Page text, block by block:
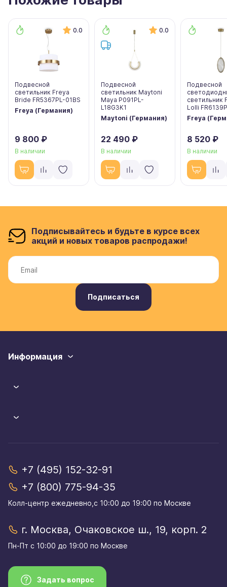
0.0
Подвесной
светильник Freya
Bride FR5367PL-01BS
Freya (Германия)
9 800 ₽
В наличии
0.0
Подвесной
светильник Maytoni
Maya P091PL-
L18G3K1
Maytoni (Германия)
22 490 ₽
В наличии
Подвесной
светильник
Lolli
Freya
8 520 ₽
В наличии
Подписывайтесь и будьте в курсе всех
акций и новых товаров распродажи!
Подписаться
Информация
+7 (495) 152-32-91
+7 (800) 775-94-35
Колл-центр eжедневно,с 10:00 до 19:00 по Москве
г. Москва, Очаковское ш., 19, корп. 2
Пн-Пт с 10:00 до 19:00 по Москве
Задать вопрос